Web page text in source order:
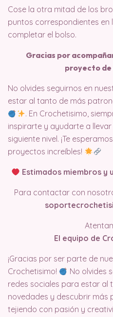
Cose la otra mitad de los
puntos correspondientes
completar el bolso.
Gracias por
proyecto
No olvides seguirnos en
estar al tanto de más
. En Crochetisimo,
inspirarte y ayudarte a
siguiente nivel. ¡Te
proyectos increíbles!
Estimados miembros y
Para contactar con
El equipo de
¡Gracias por ser parte de
Crochetisimo!
No olvides
redes sociales para estar al
novedades y descubrir más
tejiendo con pasión y